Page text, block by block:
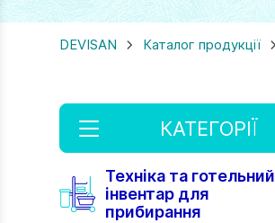
DEVISAN Каталог продукції
КАТЕГОРІЇ
Техніка та готельний
інвентар для
прибирання